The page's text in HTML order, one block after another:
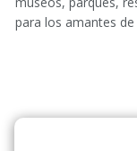
para los amantes de